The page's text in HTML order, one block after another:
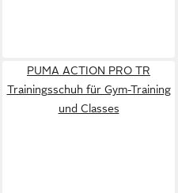
PUMA ACTION PRO TR
Trainingsschuh für Gym-Training
und Classes